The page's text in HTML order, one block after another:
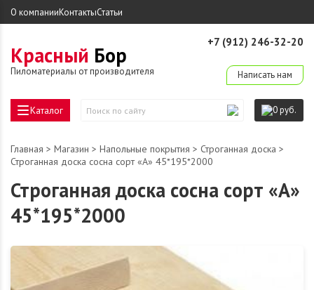
О компанииКонтактыСтатьи
Красный Бор
Пиломатериалы от производителя
+7 (912) 246-32-20
Написать нам
Каталог
Поиск
сайту
0 руб.
Главная > Магазин > Напольные покрытия > Строганная доска >
Строганная доска сосна сорт «А» 45*195*2000
Строганная доска сосна сорт «А»
45*195*2000